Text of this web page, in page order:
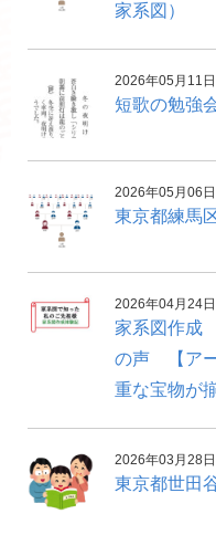
家系図）
2026年05月11日
短歌の勉強
2026年05月06日
東京都練馬
2026年04月24日
家系図作成
の声 【ア
重な宝物が
2026年03月28日
東京都世田